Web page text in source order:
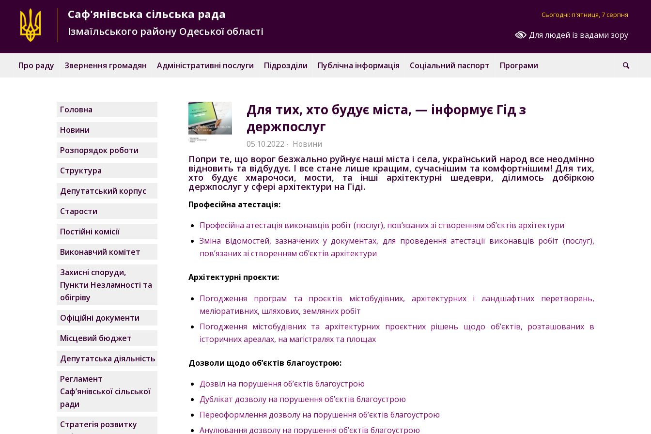
Для людей із вадами зору
Сьогодні: п'ятниця, 7 серпня
Саф'янівська сільська рада
Ізмаїльського району Одеської області
Про раду Звернення громадян Адміністративні послуги Підрозділи Публічна інформація Соціальний паспорт Програми
Для тих, хто будує міста, — інформує Гід з
держпослуг
05.10.2022 · Новини
Попри те, що ворог безжально руйнує наші міста і села, український народ все неодмінно
відновить та відбудує. І все стане лише кращим, сучаснішим та комфортнішим! Для тих,
хто будує хмарочоси, мости, та інші архітектурні шедеври, ділимось добіркою
держпослуг у сфері архітектури на Гіді.
Професійна атестація:
Професійна атестація виконавців робіт (послуг), пов’язаних зі створенням об’єктів архітектури
Зміна відомостей, зазначених у документах, для проведення атестації виконавців робіт (послуг),
пов’язаних зі створенням об’єктів архітектури
Архітектурні проєкти:
Погодження програм та проєктів містобудівних, архітектурних і ландшафтних перетворень,
меліоративних, шляхових, земляних робіт
Погодження містобудівних та архітектурних проєктних рішень щодо об’єктів, розташованих в
історичних ареалах, на магістралях та площах
Дозволи щодо об’єктів благоустрою:
Дозвіл на порушення об’єктів благоустрою
Дублікат дозволу на порушення об’єктів благоустрою
Переоформлення дозволу на порушення об’єктів благоустрою
Анулювання дозволу на порушення об’єктів благоустрою
Головна
Новини
Розпорядок роботи
Структура
Депутатський корпус
Старости
Постійні комісії
Виконавчий комітет
Захисні споруди,
Пункти Незламності та
обігріву
Офіційні документи
Місцевий бюджет
Депутатська діяльність
Регламент
Саф’янівської сільської
ради
Стратегія розвитку